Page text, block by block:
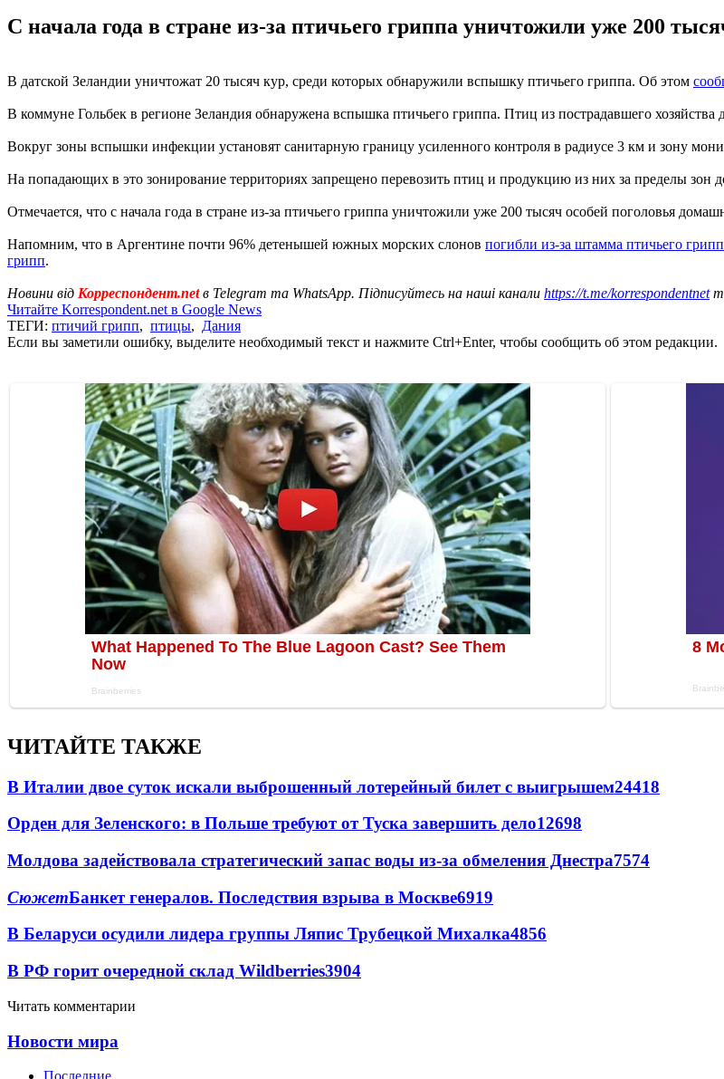
С начала года в стране из-за птичьего гриппа уничтожили уже 200
В датской Зеландии уничтожат 20 тысяч кур, среди которых обнаружили вспышку птичьего гриппа. Об этом
В коммуне Гольбек в регионе Зеландия обнаружена вспышка птичьего гриппа. Птиц из пострадавшего
Вокруг зоны вспышки инфекции установят санитарную границу усиленного контроля в радиусе 3 км и зону
На попадающих в это зонирование территориях запрещено перевозить птиц и продукцию из них за пределы зон
Отмечается, что с начала года в стране из-за птичьего гриппа уничтожили уже 200 тысяч особей поголовья
Напомним, что в Аргентине почти 96% детенышей южных морских слонов погибли из-за штамма птичьего
грипп.
Новини від Корреспондент.netв Telegram та WhatsApp. Підписуйтесь на наші канали https://t.me/korrespondentnet
Читайте Korrespondent.net в Google News
ТЕГИ: птичий грипп, птицы, Дания
Если вы заметили ошибку, выделите необходимый текст и нажмите Ctrl+Enter, чтобы сообщить об этом редакции.
ЧИТАЙТЕ ТАКЖЕ
В Италии двое суток искали выброшенный лотерейный билет с выигрышем24418
Орден для Зеленского: в Польше требуют от Туска завершить дело12698
Молдова задействовала стратегический запас воды из-за обмеления Днестра7574
СюжетБанкет генералов. Последствия взрыва в Москве6919
В Беларуси осудили лидера группы Ляпис Трубецкой Михалка4856
В РФ горит очередной склад Wildberries3904
Читать комментарии
Новости мира